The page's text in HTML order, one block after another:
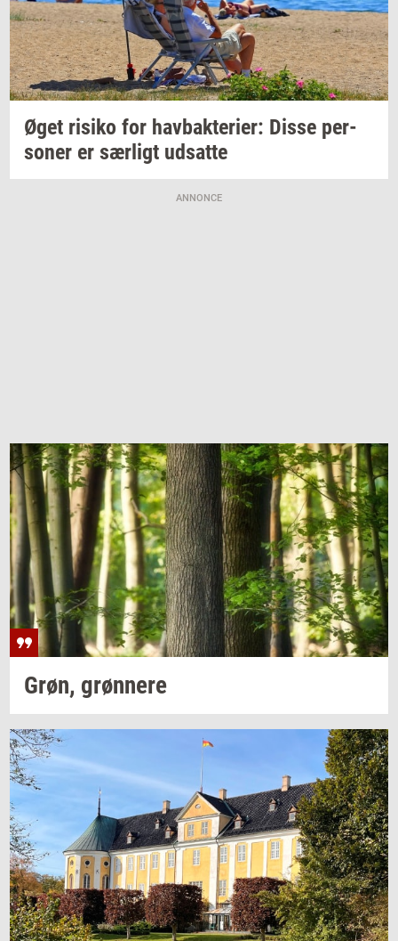
Øget ri­si­ko for hav­bak­te­ri­er: Disse per­
so­ner er sær­ligt ud­sat­te
ANNONCE
Grøn, grøn­ne­re